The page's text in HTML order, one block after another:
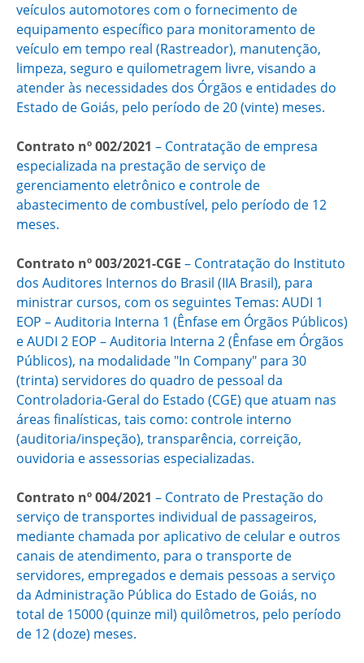
veículos automotores com o fornecimento de
equipamento específico para monitoramento de
veículo em tempo real (Rastreador), manutenção,
limpeza, seguro e quilometragem livre, visando a
atender às necessidades dos Órgãos e entidades do
Estado de Goiás​, pelo período de 20 (vinte) meses.
Contrato nº 002/2021 – Contratação de empresa
especializada na prestação de serviço de
gerenciamento eletrônico e controle de
abastecimento de combustível, pelo período de 12
meses.
Contrato nº 003/2021-CGE – ​Contratação do Instituto
dos Auditores Internos do Brasil (IIA Brasil), para
ministrar cursos, com os seguintes Temas: AUDI 1
EOP – Auditoria Interna 1 (Ênfase em Órgãos Públicos)
e AUDI 2 EOP – Auditoria Interna 2 (Ênfase em Órgãos
Públicos), na modalidade "In Company" para 30
(trinta) servidores do quadro de pessoal da
Controladoria-Geral do Estado (CGE) que atuam nas
áreas finalísticas, tais como: controle interno
(auditoria/inspeção), transparência, correição,
ouvidoria e assessorias especializadas.
Contrato nº 004/2021 – Contrato de Prestação do
serviço de transportes individual de passageiros,
mediante chamada por aplicativo de celular e outros
canais de atendimento, para o transporte de
servidores, empregados e demais pessoas a serviço
da Administração Pública do Estado de Goiás, no
total de 15000 (quinze mil) quilômetros, pelo período
de 12 (doze) meses.